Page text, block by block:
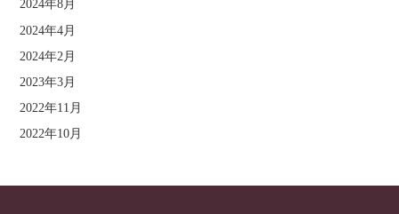
2024年8月
2024年4月
2024年2月
2023年3月
2022年11月
2022年10月